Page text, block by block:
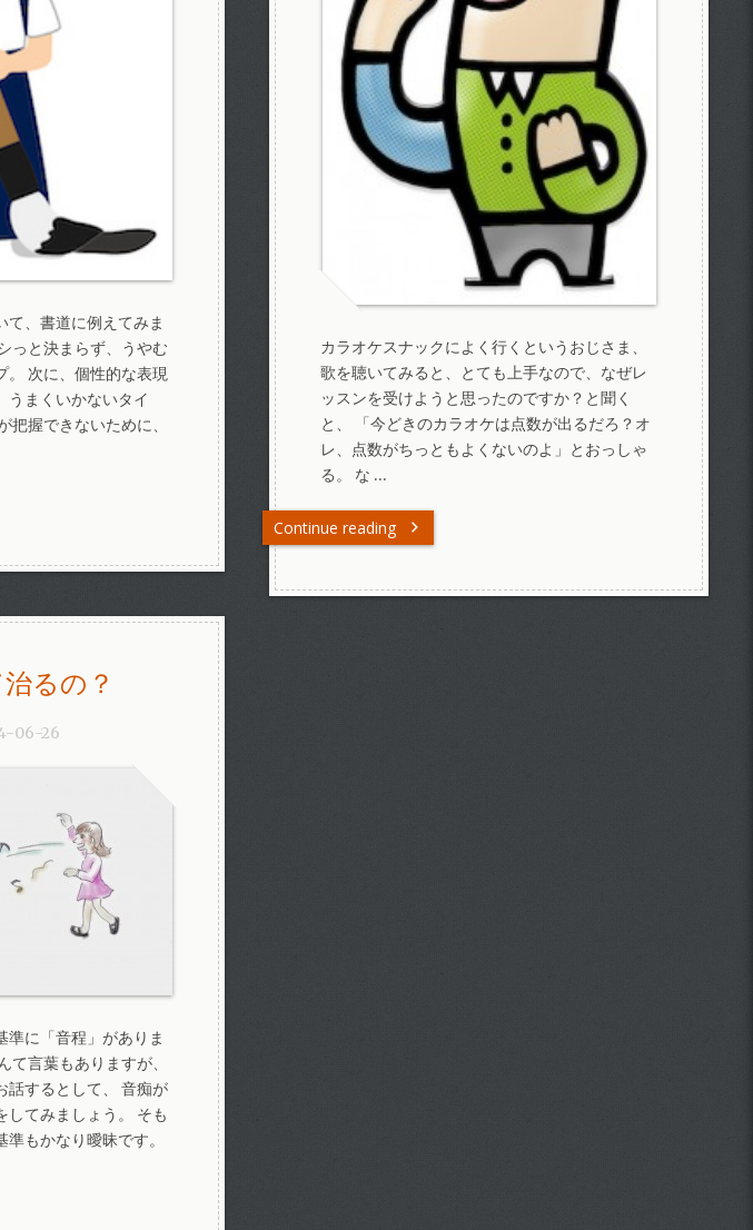
て、書道に例えてみま
っと決まらず、うやむ
。 次に、個性的な表現
うまくいかないタイ
把握できないために、
カラオケスナックによく行くというおじさま、
歌を聴いてみると、とても上手なので、なぜレ
ッスンを受けようと思ったのですか？と聞く
と、 「今どきのカラオケは点数が出るだろ？オ
レ、点数がちっともよくないのよ」とおっしゃ
る。 な …
Continue reading
るの？
06-26
準に「音程」がありま
て言葉もありますが、
話するとして、 音痴が
してみましょう。 そも
もかなり曖昧です。